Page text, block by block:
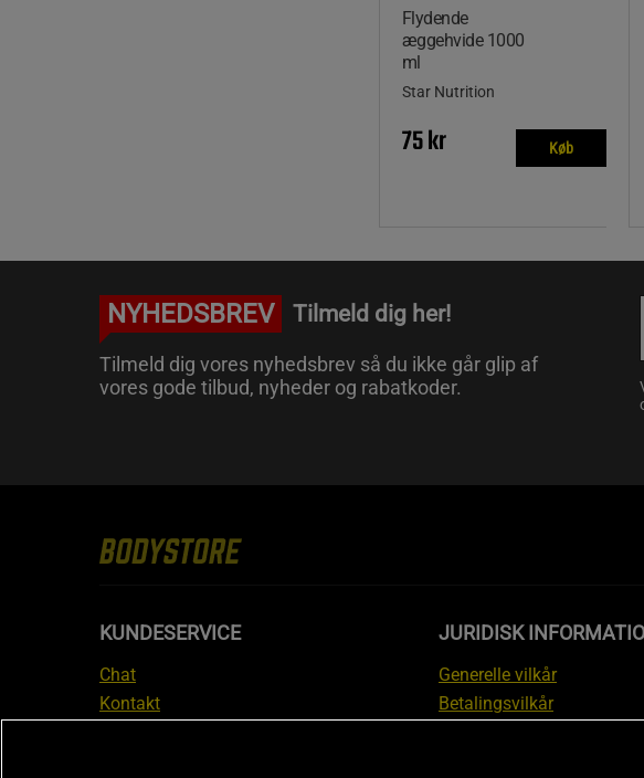
Flydende
æggehvide 1000
ml
Star Nutrition
75 kr Køb
NYHEDSBREV Tilmeld dig her!
Tilmeld dig vores nyhedsbrev så du ikke går glip af
vores gode tilbud, nyheder og rabatkoder.
KUNDESERVICE
Chat
Kontakt
JURIDISK
Generelle vilkår
Betalingsvilkår